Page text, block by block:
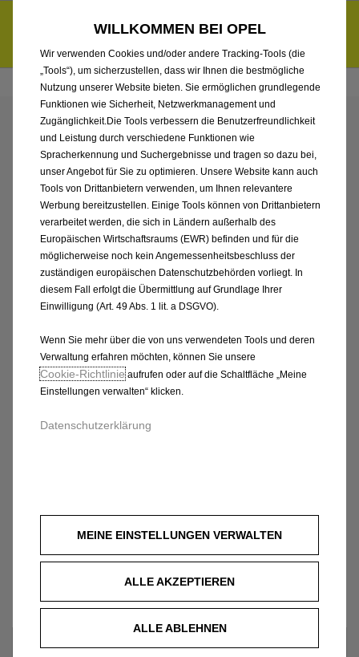
6.000 € staatliche Förderungsprämie für E-Autos und Plug-in-
Hybride. Mehr erfahren >>
ANGEBOTE VON
SCHÖNAUEN
AUTOHAUS GMBH & CO.
KG
Welches Fahrzeug?
WILLKOMMEN BEI OPEL
Wir verwenden Cookies und/oder andere Tracking-Tools (die
„Tools“), um sicherzustellen, dass wir Ihnen die bestmögliche
Nutzung unserer Website bieten. Sie ermöglichen grundlegende
Funktionen wie Sicherheit, Netzwerkmanagement und
Zugänglichkeit.Die Tools verbessern die Benutzerfreundlichkeit
und Leistung durch verschiedene Funktionen wie
Spracherkennung und Suchergebnisse und tragen so dazu bei,
unser Angebot für Sie zu optimieren. Unsere Website kann auch
Tools von Drittanbietern verwenden, um Ihnen relevantere
Werbung bereitzustellen. Einige Tools können von Drittanbietern
verarbeitet werden, die sich in Ländern außerhalb des
Europäischen Wirtschaftsraums (EWR) befinden und für die
möglicherweise noch kein Angemessenheitsbeschluss der
zuständigen europäischen Datenschutzbehörden vorliegt. In
diesem Fall erfolgt die Übermittlung auf Grundlage Ihrer
Einwilligung (Art. 49 Abs. 1 lit. a DSGVO).
Wenn Sie mehr über die von uns verwendeten Tools und deren
Verwaltung erfahren möchten, können Sie unsere
Cookie‑Richtlinieaufrufen oder auf die Schaltfläche „Meine
Einstellungen verwalten“ klicken.
Datenschutzerklärung
MEINE EINSTELLUNGEN VERWALTEN
ALLE AKZEPTIEREN
ALLE ABLEHNEN